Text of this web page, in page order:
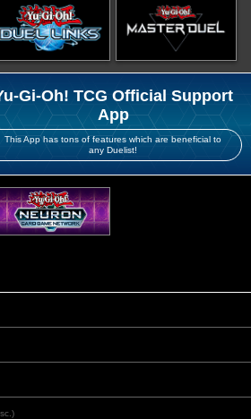
Gi-Oh! TCG Official Support
App
This App has tons of features which are beneficial to
any Duelist!